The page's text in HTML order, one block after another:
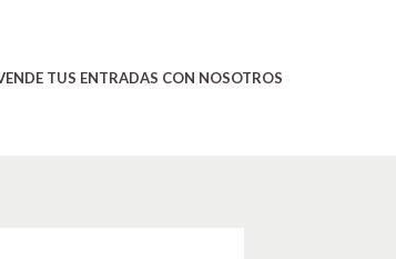
TUS ENTRADAS CON NOSOTROS